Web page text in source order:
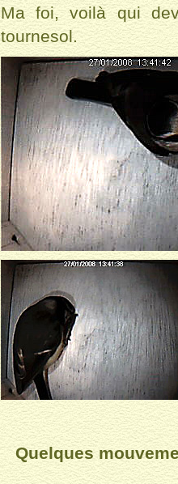
Ma foi, voilà qui
tournesol.
Quelques